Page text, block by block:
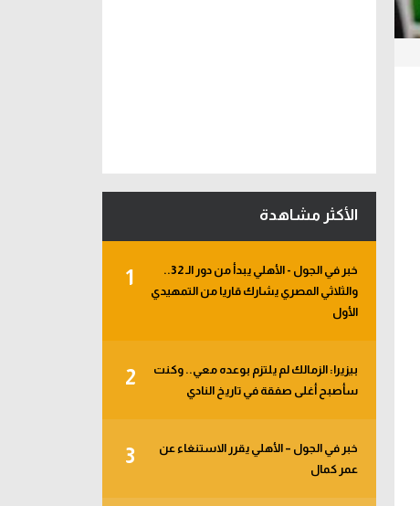
الأكثر مشاهدة
1
خبر في الجول - الأهلي يبدأ من دور الـ 32..
والثلاثي المصري يشارك قاريا من التمهيدي
الأول
2
بيزيرا: الزمالك لم يلتزم بوعده معي.. وكنت
سأصبح أغلى صفقة في تاريخ النادي
3
خبر في الجول – الأهلي يقرر الاستنغاء عن
عمر كمال